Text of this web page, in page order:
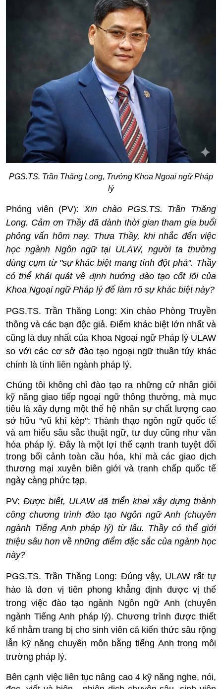
PGS.TS. Trần Thăng Long, Trưởng Khoa Ngoại ngữ Pháp
lý
Phóng viên (PV):
Xin chào PGS.TS. Trần Thăng
Long. Cảm ơn Thầy đã dành thời gian tham gia buổi
phỏng vấn hôm nay. Thưa Thầy, khi nhắc đến việc
học ngành Ngôn ngữ tại ULAW, người ta thường
dùng cụm từ "sự khác biệt mang tính đột phá". Thầy
có thể khái quát về định hướng đào tạo cốt lõi của
Khoa Ngoại ngữ Pháp lý để làm rõ sự khác biệt này?
PGS.TS. Trần Thăng Long: Xin chào Phòng Truyền
thông và các bạn độc giả. Điểm khác biệt lớn nhất và
cũng là duy nhất của Khoa Ngoại ngữ Pháp lý ULAW
so với các cơ sở đào tạo ngoại ngữ thuần túy khác
chính là tính liên ngành pháp lý.
Chúng tôi không chỉ đào tạo ra những cử nhân giỏi
kỹ năng giao tiếp ngoại ngữ thông thường, mà mục
tiêu là xây dựng một thế hệ nhân sự chất lượng cao
sở hữu "vũ khí kép": Thành thạo ngôn ngữ quốc tế
và am hiểu sâu sắc thuật ngữ, tư duy cũng như văn
hóa pháp lý. Đây là một lợi thế cạnh tranh tuyệt đối
trong bối cảnh toàn cầu hóa, khi mà các giao dịch
thương mại xuyên biên giới và tranh chấp quốc tế
ngày càng phức tạp.
PV: Được biết, ULAW đã triển khai xây dựng thành
công chương trình đào tạo Ngôn ngữ Anh (chuyên
ngành Tiếng Anh pháp lý) từ lâu. Thầy có thể giới
thiệu sâu hơn về những điểm đặc sắc của ngành học
này?
PGS.TS. Trần Thăng Long: Đúng vậy, ULAW rất tự
hào là đơn vị tiên phong khẳng định được vị thế
trong việc đào tạo ngành Ngôn ngữ Anh (chuyên
ngành Tiếng Anh pháp lý). Chương trình được thiết
kế nhằm trang bị cho sinh viên cả kiến thức sâu rộng
lẫn kỹ năng chuyên môn bằng tiếng Anh trong môi
trường pháp lý.
Bên cạnh việc liên tục nâng cao 4 kỹ năng nghe, nói,